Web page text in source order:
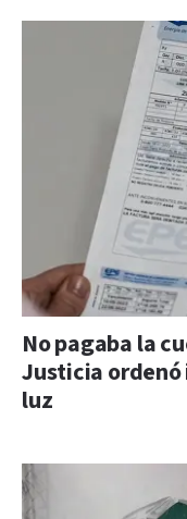
No pagaba la
Justicia
luz